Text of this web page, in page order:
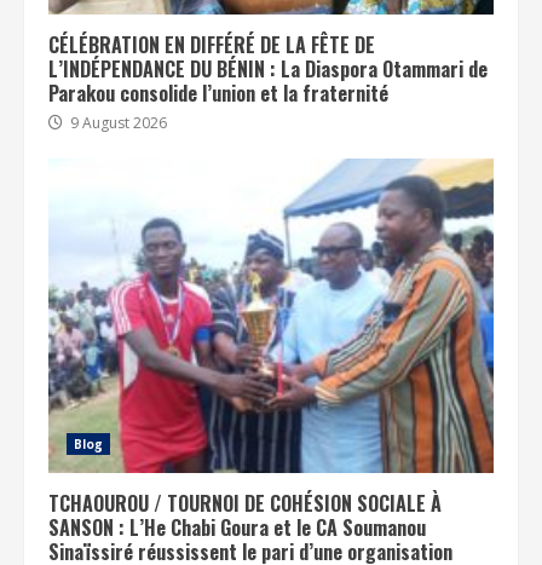
CÉLÉBRATION EN DIFFÉRÉ DE LA FÊTE DE
L’INDÉPENDANCE DU BÉNIN : La Diaspora Otammari de
Parakou consolide l’union et la fraternité
9 August 2026
Blog
TCHAOUROU / TOURNOI DE COHÉSION SOCIALE À
SANSON : L’He Chabi Goura et le CA Soumanou
Sinaïssiré réussissent le pari d’une organisation